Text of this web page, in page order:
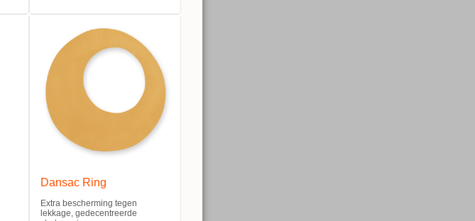
Dansac Ring
Extra bescherming tegen
lekkage, gedecentreerde